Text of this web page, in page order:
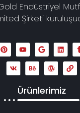
Endüstriyel
Şirketi
Ürünlerimiz